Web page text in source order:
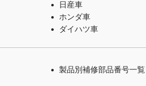
日産車
ホンダ車
ダイハツ車
製品別補修部品番号一覧